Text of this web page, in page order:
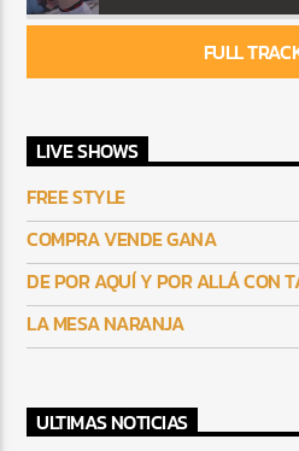
FULL
LIVE SHOWS
FREE STYLE
COMPRA VENDE GANA
DE POR AQUÍ Y POR ALLÁ CON
LA MESA NARANJA
ULTIMAS NOTICIAS